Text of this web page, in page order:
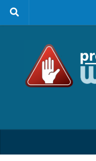
Zum Inhalt springen